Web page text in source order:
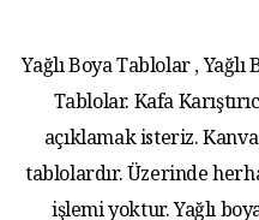
Yağlı Boya Tablolar ,
Tablolar. Kafa
açıklamak isteriz.
tablolardır. Üzerinde
işlemi yoktur. Yağlı